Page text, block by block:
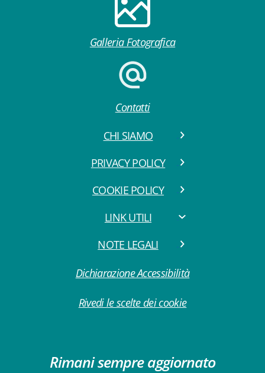
Galleria Fotografica
Contatti
CHI SIAMO
PRIVACY POLICY
COOKIE POLICY
LINK UTILI
NOTE LEGALI
Dichiarazione Accessibilità
Rivedi le scelte dei cookie
Rimani sempre aggiornato